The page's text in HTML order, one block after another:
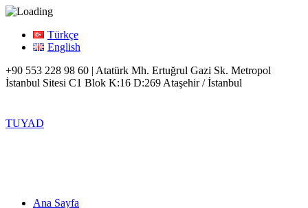
Türkçe
English
+90 553 228 98 60 | Atatürk Mh. Ertuğrul Gazi Sk. Metropol
İstanbul Sitesi C1 Blok K:16 D:269 Ataşehir / İstanbul
TUYAD
Ana Sayfa